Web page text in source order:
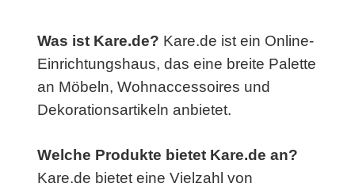
Was ist Kare.de? Kare.de ist ein Online-
Einrichtungshaus, das eine breite Palette
an Möbeln, Wohnaccessoires und
Dekorationsartikeln anbietet.
Welche Produkte bietet Kare.de an?
Kare.de bietet eine Vielzahl von